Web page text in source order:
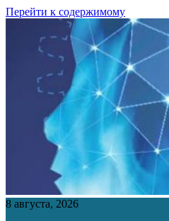
Перейти к содержимому
8 августа, 2026